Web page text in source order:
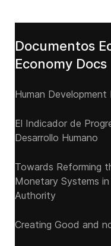
Documentos
Economy Docs
Human
El Indicador de
Desarrollo Humano
Towards Reforming
Monetary Systems
Authority
Creating Good and